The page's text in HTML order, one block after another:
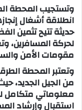
وتستجيب المحطة
حديثة تتيح تثمين
لحركة المسافرين،
مقومات الأمن
وتعتبر المحطة
من الجيل الجديد،
معلوماتي متكامل
استقبال وإرشاد